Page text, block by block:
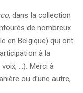
t
, dans la collection
de nombreux
en Belgique) qui ont
à la
…). Merci à
ou d’une autre,